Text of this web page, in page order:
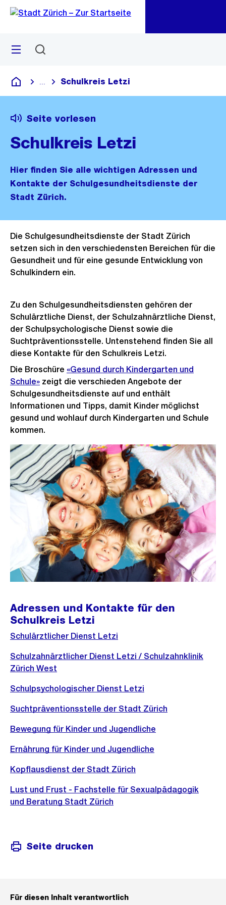
Navigation
Sprunglink
Menü
Deutsch
Blende alle Breadcrumbs ein
Schulkreis Letzi
Seite vorlesen
Schulkreis Letzi
Hier finden Sie alle wichtigen Adressen und
Kontakte der Schulgesundheitsdienste der
Stadt Zürich.
Die Schulgesundheitsdienste der Stadt Zürich
setzen sich in den verschiedensten Bereichen für die
Gesundheit und für eine gesunde Entwicklung von
Schulkindern ein.
Zu den Schulgesundheitsdiensten gehören der
Schulärztliche Dienst, der Schulzahnärztliche Dienst,
der Schulpsychologische Dienst sowie die
Suchtpräventionsstelle. Untenstehend finden Sie all
diese Kontakte für den Schulkreis Letzi.
Die Broschüre «Gesund durch Kindergarten und
Schule» zeigt die verschieden Angebote der
Schulgesundheitsdienste auf und enthält
Informationen und Tipps, damit Kinder möglichst
gesund und wohlauf durch Kindergarten und Schule
kommen.
Adressen und Kontakte für den
Schulkreis Letzi
Schulärztlicher Dienst Letzi
Schulzahnärztlicher Dienst Letzi / Schulzahnklinik
Zürich West
Schulpsychologischer Dienst Letzi
Suchtpräventionsstelle der Stadt Zürich
Bewegung für Kinder und Jugendliche
Ernährung für Kinder und Jugendliche
Kopflausdienst der Stadt Zürich
Lust und Frust - Fachstelle für Sexualpädagogik
und Beratung Stadt Zürich
Seite drucken
Für diesen Inhalt verantwortlich